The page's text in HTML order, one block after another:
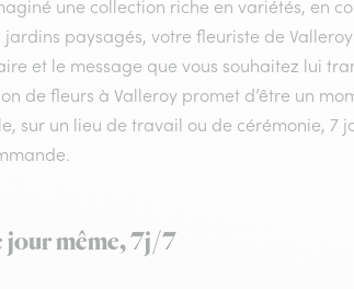
une collection riche en variétés, en
paysagés, votre fleuriste de
et le message que vous souhaitez lui
de fleurs à Valleroy promet d’être un
sur un lieu de travail ou de cérémonie, 7
jour même, 7j/7